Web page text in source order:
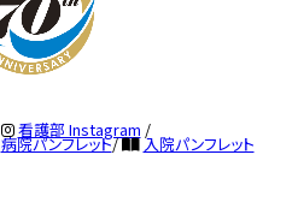
看護部 Instagram /
病院パンフレット/ 入院パンフレット